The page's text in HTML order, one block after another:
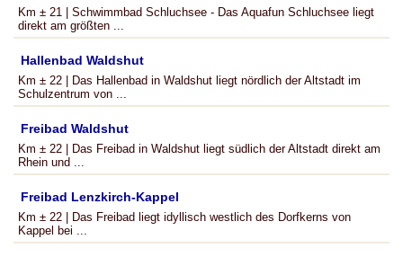
Km ± 21 | Schwimmbad Schluchsee - Das Aquafun Schluchsee liegt
direkt am größten ...
Hallenbad Waldshut
Km ± 22 | Das Hallenbad in Waldshut liegt nördlich der Altstadt im
Schulzentrum von ...
Freibad Waldshut
Km ± 22 | Das Freibad in Waldshut liegt südlich der Altstadt direkt am
Rhein und ...
Freibad Lenzkirch-Kappel
Km ± 22 | Das Freibad liegt idyllisch westlich des Dorfkerns von
Kappel bei ...